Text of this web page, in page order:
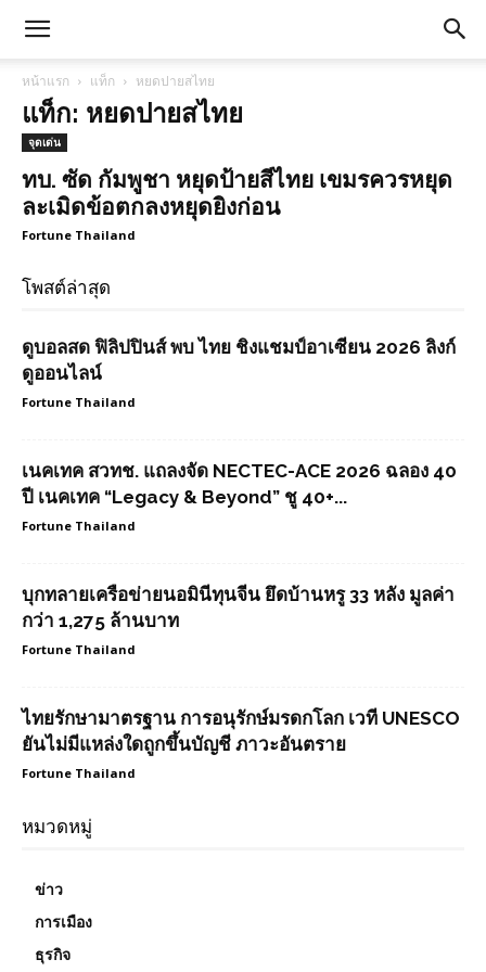
หน้าแรก แท็ก หยดปายสไทย
แท็ก: หยดปายสไทย
จุดเด่น
ทบ. ซัด กัมพูชา หยุดป้ายสีไทย เขมรควรหยุด
ละเมิดข้อตกลงหยุดยิงก่อน
Fortune Thailand
โพสต์ล่าสุด
ดูบอลสด ฟิลิปปินส์ พบ ไทย ชิงแชมป์อาเซียน 2026 ลิงก์
ดูออนไลน์
Fortune Thailand
เนคเทค สวทช. แถลงจัด NECTEC-ACE 2026 ฉลอง 40
ปี เนคเทค “Legacy & Beyond” ชู 40+...
Fortune Thailand
บุกทลายเครือข่ายนอมินีทุนจีน ยึดบ้านหรู 33 หลัง มูลค่า
กว่า 1,275 ล้านบาท
Fortune Thailand
ไทยรักษามาตรฐาน การอนุรักษ์มรดกโลก เวที UNESCO
ยันไม่มีแหล่งใดถูกขึ้นบัญชี ภาวะอันตราย
Fortune Thailand
หมวดหมู่
ข่าว
การเมือง
ธุรกิจ